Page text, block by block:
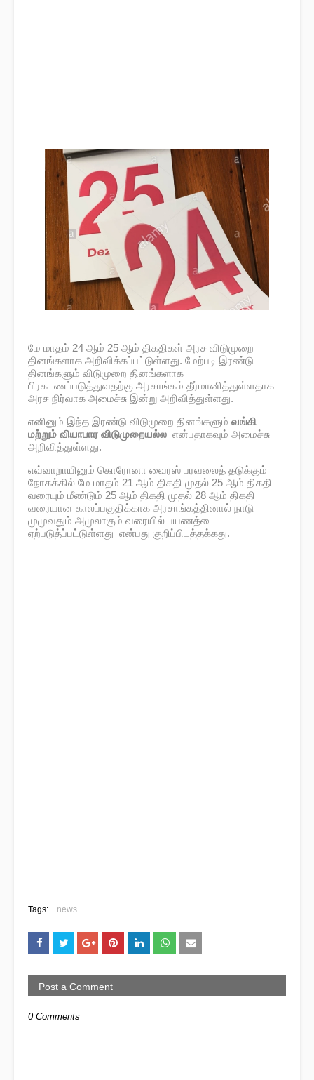
மே மாதம் 24 ஆம் 25 ஆம் திகதிகள் அரச விடுமுறை
தினங்களாக அறிவிக்கப்பட்டுள்ளது. மேற்படி இரண்டு
தினங்களும் விடுமுறை தினங்களாக
பிரகடணப்படுத்துவதற்கு அரசாங்கம் தீர்மானித்துள்ளதாக
அரச நிர்வாக அமைச்சு இன்று அறிவித்துள்ளது.
எனினும் இந்த இரண்டு விடுமுறை தினங்களும் வங்கி
மற்றும் வியாபார விடுமுறையல்ல என்பதாகவும் அமைச்சு
அறிவித்துள்ளது.
எவ்வாறாயினும் கொரோனா வைரஸ் பரவலைத் தடுக்கும்
நோகக்கில் மே மாதம் 21 ஆம் திகதி முதல் 25 ஆம் திகதி
வரையும் மீண்டும் 25 ஆம் திகதி முதல் 28 ஆம் திகதி
வரையான காலப்பகுதிக்காக அரசாங்கத்தினால் நாடு
முமுவதும் அமுலாகும் வரையில் பயணத்டை
ஏற்படுத்ப்பட்டுள்ளது என்பது குறிப்பிடத்தக்கது.
Tags: news
Post a Comment
0 Comments